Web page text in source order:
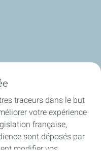
traceurs dans le but
votre expérience
française,
sont déposés par
modifier vos